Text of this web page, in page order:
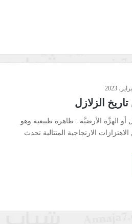
الزلازل
أو الهزَّة الأرضيَّة : ظاهرة طبيعية وهو
الارتجاجية المتتالية تحدث